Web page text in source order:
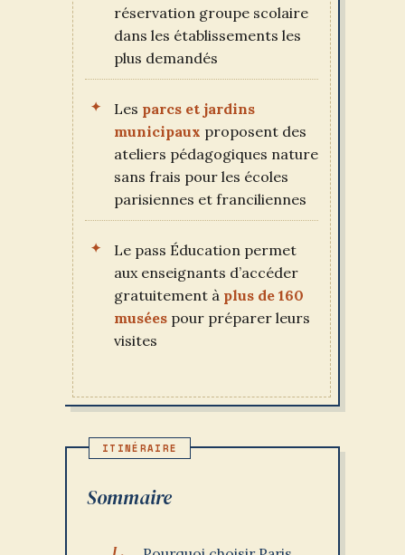
réservation groupe scolaire
dans les établissements les
plus demandés
Les parcs et jardins
municipaux proposent des
ateliers pédagogiques nature
sans frais pour les écoles
parisiennes et franciliennes
Le pass Éducation permet
aux enseignants d’accéder
gratuitement à plus de 160
musées pour préparer leurs
visites
Sommaire